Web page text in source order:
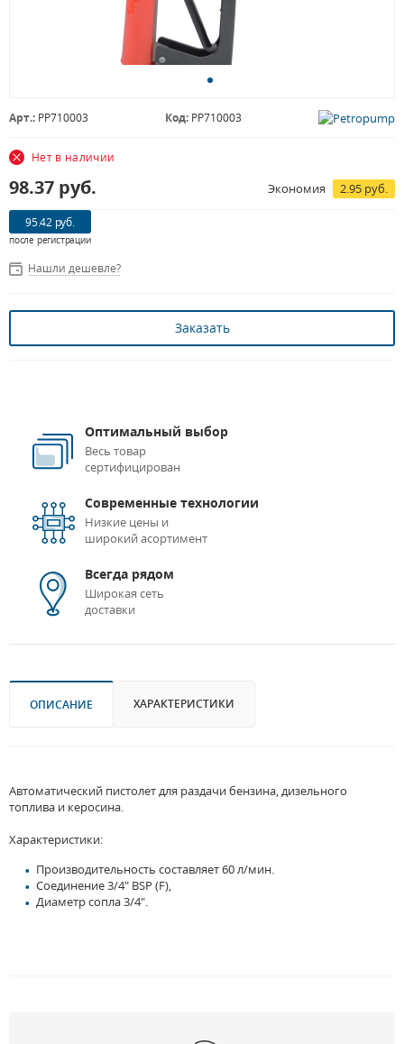
Арт.: PP710003 Код: PP710003
Нет в наличии
98.37 руб. Экономия 2.95 руб.
95.42 руб.
после регистрации
Нашли дешевле?
Заказать
Оптимальный выбор
Весь товар
сертифицирован
Современные технологии
Низкие цены и
широкий асортимент
Всегда рядом
Широкая сеть
доставки
ОПИСАНИЕ ХАРАКТЕРИСТИКИ
Автоматический пистолет для раздачи бензина, дизельного
топлива и керосина.
Характеристики:
Производительность составляет 60 л/мин.
Соединение 3/4" BSP (F),
Диаметр сопла 3/4".